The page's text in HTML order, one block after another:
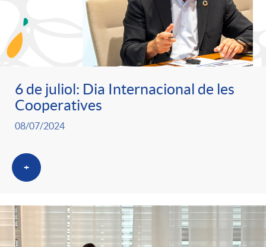
6 de juliol: Dia Internacional de les
Cooperatives
08/07/2024
+